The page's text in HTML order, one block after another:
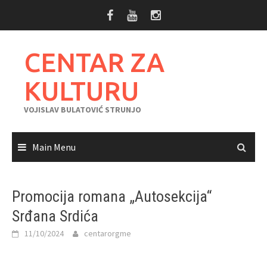
CENTAR ZA
KULTURU
VOJISLAV BULATOVIĆ STRUNJO
Main Menu
Promocija romana „Autosekcija“
Srđana Srdića
11/10/2024 centarorgme